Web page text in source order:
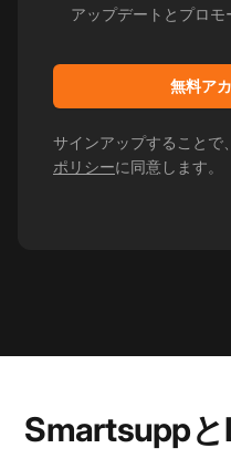
アップデートとプロモ
無料ア
サインアップすることで、
ポリシーに同意します。
Smartsupp